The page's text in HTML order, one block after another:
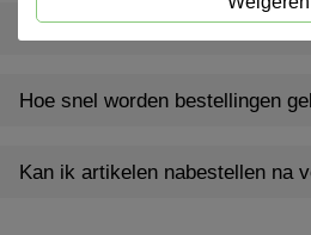
Bieden jullie ook
Hoe snel worden bestellingen
Kan ik artikelen nabestellen na